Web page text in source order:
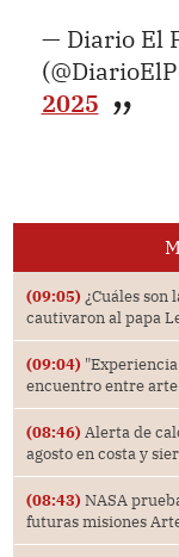
— Diario El
2025
(09:05) ¿Cuáles son
cautivaron al papa
(09:04)
encuentro entre
(08:46) Alerta de
agosto en costa y
(08:43) NASA
futuras misiones